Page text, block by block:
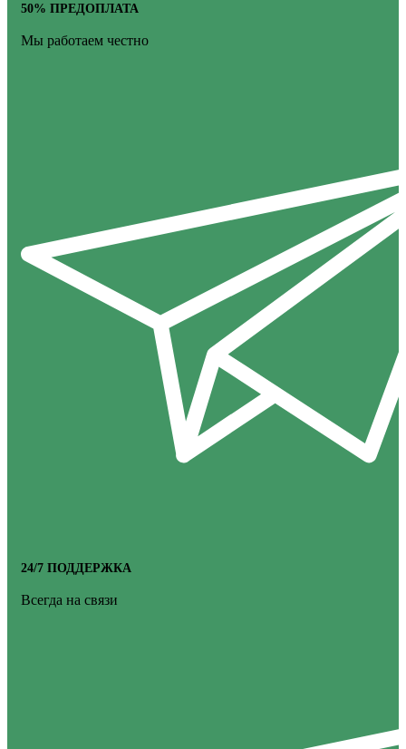
50% ПРЕДОПЛАТА
Мы работаем честно
24/7 ПОДДЕРЖКА
Всегда на связи